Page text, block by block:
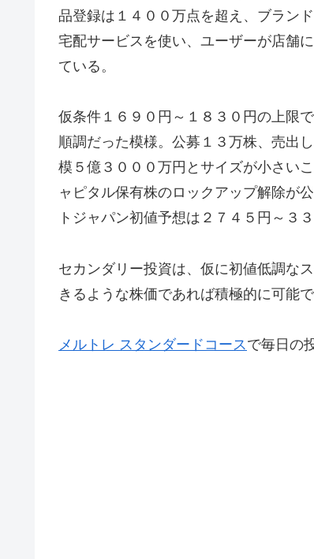
品登録は１４００万点を超え、ブラン
宅配サービスを使い、ユーザーが店舗
ている。
仮条件１６９０円～１８３０円の上限
順調だった模様。公募１３万株、売出
模５億３０００万円とサイズが小さい
ャピタル保有株のロックアップ解除が
トジャパン初値予想は２７４５円～３
セカンダリー投資は、仮に初値低調な
きるような株価であれば積極的に可能で
メルトレ スタンダードコースで毎日の